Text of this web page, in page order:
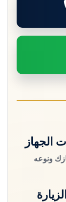
الجهاز
ونوعه